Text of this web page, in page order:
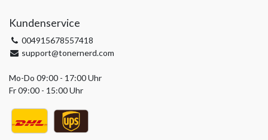
Kundenservice
004915678557418
support@tonernerd.com
Mo-Do 09:00 - 17:00 Uhr
Fr 09:00 - 15:00 Uhr